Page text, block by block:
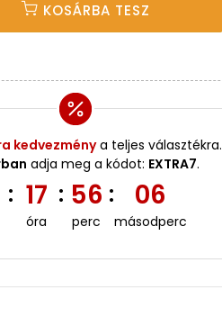
KOSÁRBA TESZ
kedvezménya teljes választékra.
adja meg a kódot: EXTRA7.
: 17
óra
: 56
perc
: 05
másodperc